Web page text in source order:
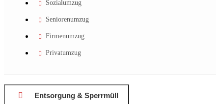
Sozialumzug
Seniorenumzug
Firmenumzug
Privatumzug
Entsorgung & Sperrmüll